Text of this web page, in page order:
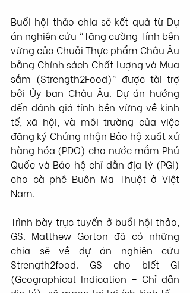
Buổi hội thảo chia sẻ kết quả từ Dự
án nghiên cứu “Tăng cường Tính bền
vững của Chuỗi Thực phẩm Châu Âu
bằng Chính sách Chất lượng và Mua
sắm (Strength2Food)” được tài trợ
bởi Ủy ban Châu Âu. Dự án hướng
đến đánh giá tính bền vững về kinh
tế, xã hội, và môi trường của việc
đăng ký Chứng nhận Bảo hộ xuất xứ
hàng hóa (PDO) cho nước mắm Phú
Quốc và Bảo hộ chỉ dẫn địa lý (PGI)
cho cà phê Buôn Ma Thuột ở Việt
Nam.
Trình bày trực tuyến ở buổi hội thảo,
GS. Matthew Gorton đã có những
chia sẻ về dự án nghiên cứu
Strength2food. GS cho biết GI
(Geographical Indication – Chỉ dẫn